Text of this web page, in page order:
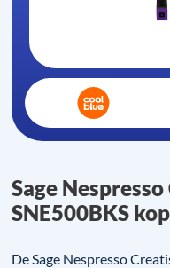
Sage
SNE500BKS
De Sage Nespresso